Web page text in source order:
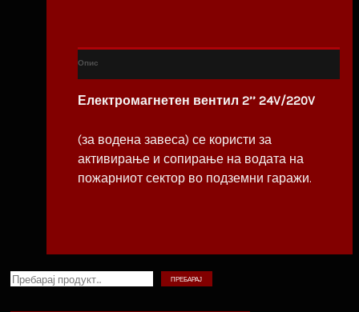
ПРЕБАРАЈ
Опис
Електромагнетен вентил 2’’ 24V/220V
(за водена завеса) се користи за
активирање и сопирање на водата на
пожарниот сектор во подземни гаражи.